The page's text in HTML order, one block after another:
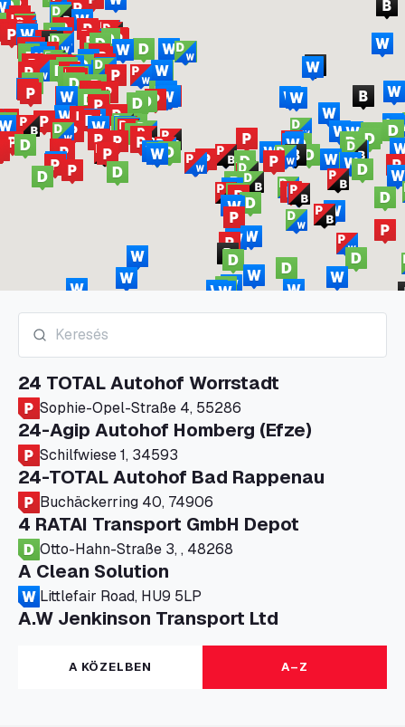
24 TOTAL Autohof Worrstadt
Sophie-Opel-Straße 4, 55286
24-Agip Autohof Homberg (Efze)
Schilfwiese 1, 34593
24-TOTAL Autohof Bad Rappenau
Buchäckerring 40, 74906
4 RATAI Transport GmbH Depot
Otto-Hahn-Straße 3, , 48268
A Clean Solution
Littlefair Road, HU9 5LP
A.W Jenkinson Transport Ltd
Progress House, ME11 5GA
A+G Nettetal - Depot Parking
Am Panneschopp 7, 41334
A KÖZELBEN A–Z